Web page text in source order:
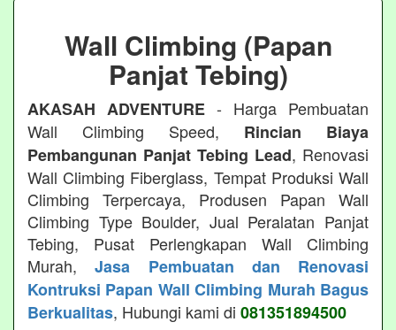
Wall Climbing (Papan
Panjat Tebing)
AKASAH ADVENTURE - Harga Pembuatan
Wall Climbing Speed, Rincian Biaya
Pembangunan Panjat Tebing Lead, Renovasi
Wall Climbing Fiberglass, Tempat Produksi Wall
Climbing Terpercaya, Produsen Papan Wall
Climbing Type Boulder, Jual Peralatan Panjat
Tebing, Pusat Perlengkapan Wall Climbing
Murah,Jasa Pembuatan dan Renovasi
Kontruksi Papan Wall Climbing Murah Bagus
Berkualitas, Hubungi kami di 081351894500